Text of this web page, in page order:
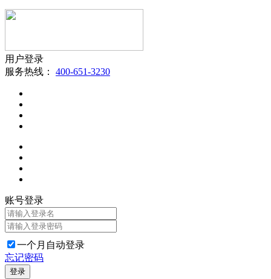
用户登录
服务热线： 400-651-3230
账号登录
一个月自动登录
忘记密码
登录